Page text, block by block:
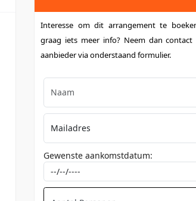
Interesse om dit arrangement te
graag iets meer info? Neem dan
aanbieder via onderstaand formulier.
Gewenste aankomstdatum: